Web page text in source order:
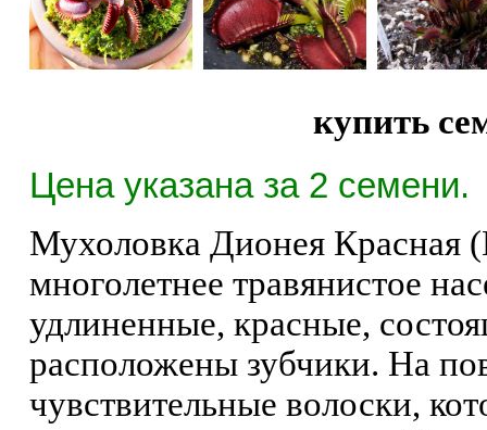
купить
Цена указана за 2 семени.
Мухоловка Дионея Красная
многолетнее травянистое
удлиненные, красные,
расположены зубчики. На
чувствительные волоски,